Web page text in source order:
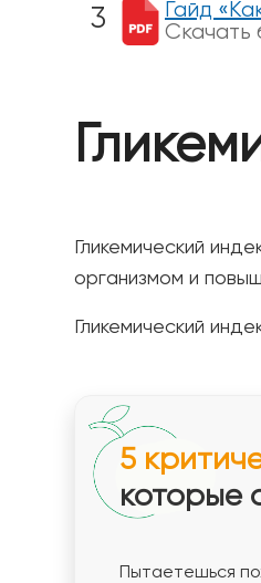
Гайд
Скачать
Гликемический
организмом и
Гликемический
5
которые
Пытаетешься